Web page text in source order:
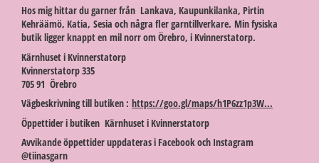
Hos mig hittar du garner från Lankava, Kaupunkilanka, Pirtin
Kehräämö, Katia, Sesia och några fler garntillverkare. Min fysiska
butik ligger knappt en mil norr om Örebro, i Kvinnerstatorp.
Kärnhuset i Kvinnerstatorp
Kvinnerstatorp 335
705 91 Örebro
Vägbeskrivning till butiken : https://goo.gl/maps/h1P6zz1p3W...
Öppettider i butiken Kärnhuset i Kvinnerstatorp
Avvikande öppettider uppdateras i Facebook och Instagram
@tiinasgarn